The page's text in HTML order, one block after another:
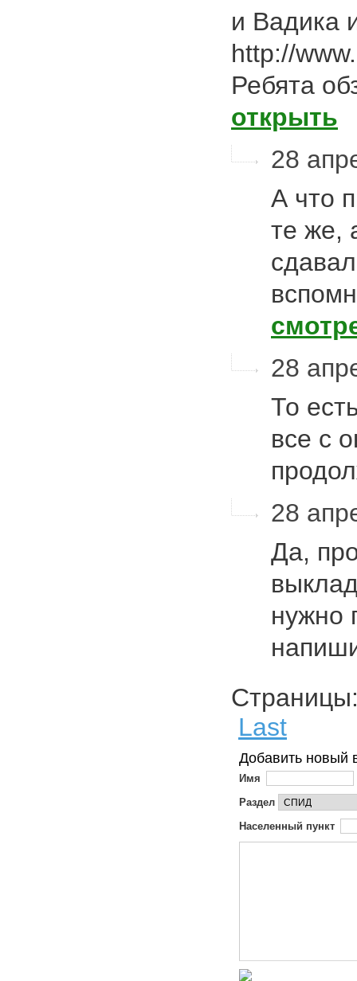
и Вадика
http://
Ребята
открыть
28
А что
те же,
28
То
все с
28
Да,
нужно
Last
Добавить новый
Имя
Раздел
Населенный пункт